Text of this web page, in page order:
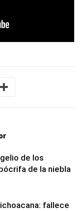
de los
de la niebla
fallece